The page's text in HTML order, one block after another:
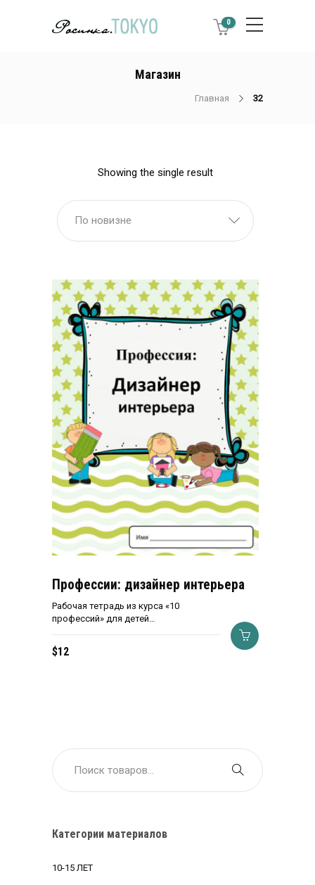
0
Магазин
Главная 32
Showing the single result
По новизне
Профессии: дизайнер интерьера
Рабочая тетрадь из курса «10
профессий» для детей…
$12
Категории материалов
10-15 ЛЕТ